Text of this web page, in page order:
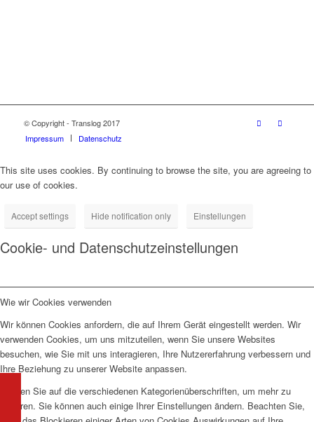
© Copyright - Translog 2017
Impressum
Datenschutz
This site uses cookies. By continuing to browse the site, you are agreeing to
our use of cookies.
Accept settings Hide notification only Einstellungen
Cookie- und Datenschutzeinstellungen
Wie wir Cookies verwenden
Wir können Cookies anfordern, die auf Ihrem Gerät eingestellt werden. Wir
verwenden Cookies, um uns mitzuteilen, wenn Sie unsere Websites
besuchen, wie Sie mit uns interagieren, Ihre Nutzererfahrung verbessern und
Ihre Beziehung zu unserer Website anpassen.
Klicken Sie auf die verschiedenen Kategorienüberschriften, um mehr zu
erfahren. Sie können auch einige Ihrer Einstellungen ändern. Beachten Sie,